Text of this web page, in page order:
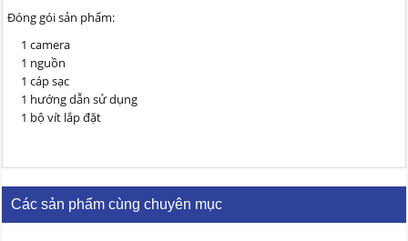
Đóng gói sản phẩm:
1 camera
1 nguồn
1 cáp sạc
1 hướng dẫn sử dụng
1 bộ vít lắp đặt
Các sản phẩm cùng chuyên mục